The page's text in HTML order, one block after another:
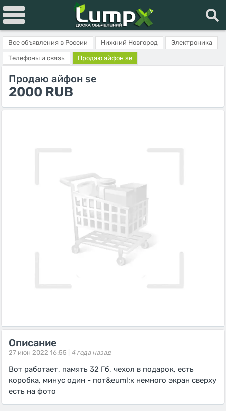
Все объявления в России Нижний Новгород
Электроника
Телефоны и связь
Продаю айфон se
Продаю айфон se
2000 RUB
Описание
27 июн 2022 16:55 | 4 года назад
Вот работает, память 32 Гб, чехол в подарок, есть
коробка, минус один - пот&euml;к немного экран сверху
есть на фото